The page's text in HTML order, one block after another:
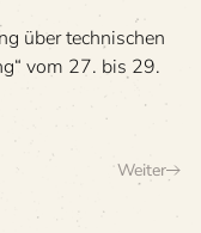
über tech­ni­schen
vom 27. bis 29.
Weiter